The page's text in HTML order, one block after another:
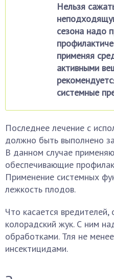
Нельзя
сезона надо
применяя
активными
системные
Последнее лечение с
должно быть выполнено
В данном случае
обеспечивающие
Применение системных
лежкость плодов.
Что касается вредителей,
колорадский жук. С ним
обработками. Тля не
инсектицидами.